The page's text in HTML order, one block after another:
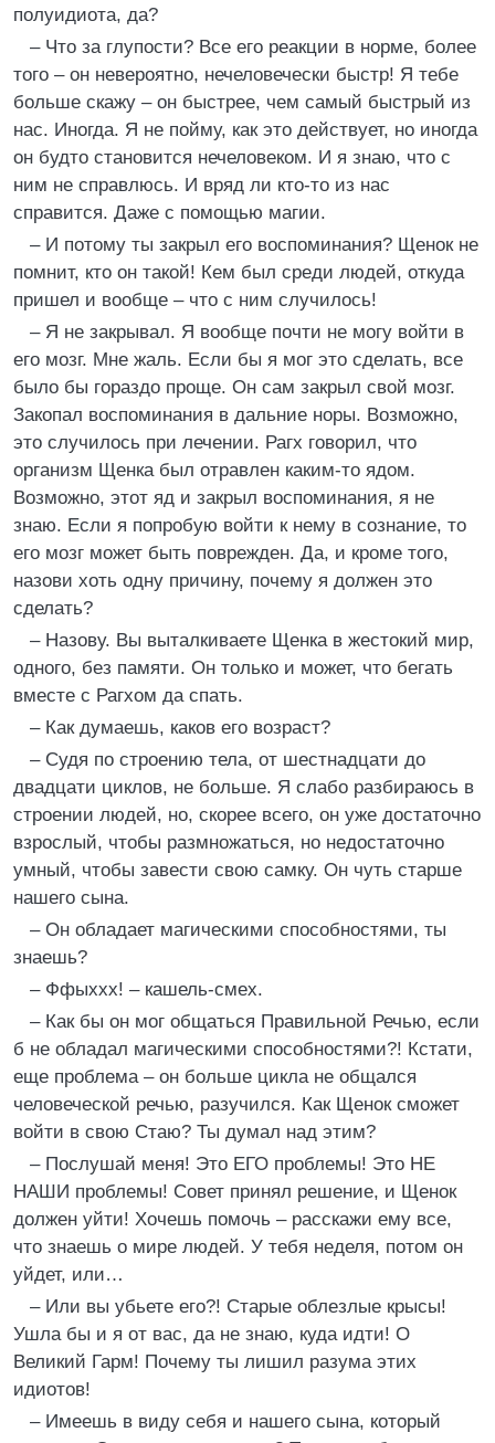
полуидиота, да?
– Что за глупости? Все его реакции в норме, более
того – он невероятно, нечеловечески быстр! Я тебе
больше скажу – он быстрее, чем самый быстрый из
нас. Иногда. Я не пойму, как это действует, но иногда
он будто становится нечеловеком. И я знаю, что с
ним не справлюсь. И вряд ли кто-то из нас
справится. Даже с помощью магии.
– И потому ты закрыл его воспоминания? Щенок не
помнит, кто он такой! Кем был среди людей, откуда
пришел и вообще – что с ним случилось!
– Я не закрывал. Я вообще почти не могу войти в
его мозг. Мне жаль. Если бы я мог это сделать, все
было бы гораздо проще. Он сам закрыл свой мозг.
Закопал воспоминания в дальние норы. Возможно,
это случилось при лечении. Рагх говорил, что
организм Щенка был отравлен каким-то ядом.
Возможно, этот яд и закрыл воспоминания, я не
знаю. Если я попробую войти к нему в сознание, то
его мозг может быть поврежден. Да, и кроме того,
назови хоть одну причину, почему я должен это
сделать?
– Назову. Вы выталкиваете Щенка в жестокий мир,
одного, без памяти. Он только и может, что бегать
вместе с Рагхом да спать.
– Как думаешь, каков его возраст?
– Судя по строению тела, от шестнадцати до
двадцати циклов, не больше. Я слабо разбираюсь в
строении людей, но, скорее всего, он уже достаточно
взрослый, чтобы размножаться, но недостаточно
умный, чтобы завести свою самку. Он чуть старше
нашего сына.
– Он обладает магическими способностями, ты
знаешь?
– Ффыххх! – кашель-смех.
– Как бы он мог общаться Правильной Речью, если
б не обладал магическими способностями?! Кстати,
еще проблема – он больше цикла не общался
человеческой речью, разучился. Как Щенок сможет
войти в свою Стаю? Ты думал над этим?
– Послушай меня! Это ЕГО проблемы! Это НЕ
НАШИ проблемы! Совет принял решение, и Щенок
должен уйти! Хочешь помочь – расскажи ему все,
что знаешь о мире людей. У тебя неделя, потом он
уйдет, или…
– Или вы убьете его?! Старые облезлые крысы!
Ушла бы и я от вас, да не знаю, куда идти! О
Великий Гарм! Почему ты лишил разума этих
идиотов!
– Имеешь в виду себя и нашего сына, который